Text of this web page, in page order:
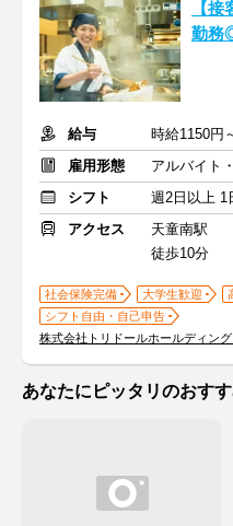
【
勤務
給与
時給1150円
雇用形態
アルバイト
シフト
週2日以上 1
アクセス
天童南駅
徒歩10分
社会保険完備 大学生歓迎
シフト自由・自己申告
株式会社トリドールホールディン
あなたにピッタリのおす